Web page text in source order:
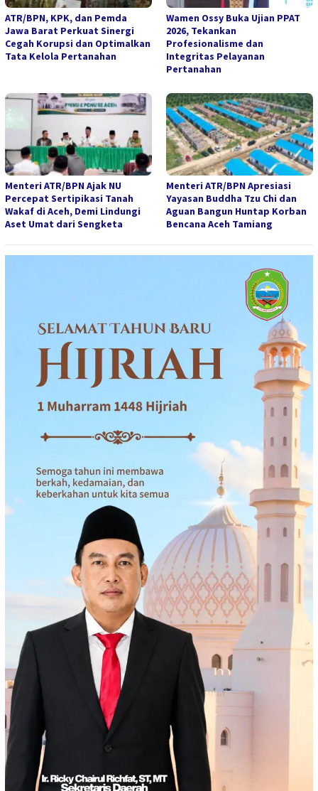
ATR/BPN, KPK, dan Pemda
Jawa Barat Perkuat Sinergi
Cegah Korupsi dan Optimalkan
Tata Kelola Pertanahan
Wamen Ossy Buka Ujian PPAT
2026, Tekankan
Profesionalisme dan
Integritas Pelayanan
Pertanahan
Menteri ATR/BPN Ajak NU
Percepat Sertipikasi Tanah
Wakaf di Aceh, Demi Lindungi
Aset Umat dari Sengketa
Menteri ATR/BPN Apresiasi
Yayasan Buddha Tzu Chi dan
Aguan Bangun Huntap Korban
Bencana Aceh Tamiang